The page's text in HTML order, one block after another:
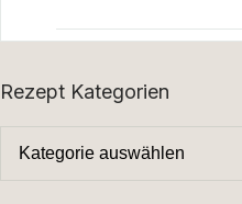
Rezept Kategorien